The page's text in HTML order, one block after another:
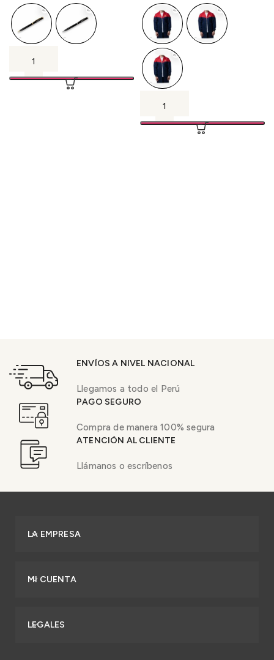
ENVÍOS A NIVEL NACIONAL
Llegamos a todo el Perú
PAGO SEGURO
Compra de manera 100% segura
ATENCIÓN AL CLIENTE
Llámanos o escríbenos
LA EMPRESA
MI CUENTA
LEGALES